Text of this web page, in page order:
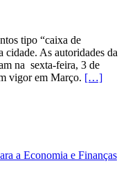
tipo “caixa de
cidade. As autoridades da
na sexta-feira, 3 de
vigor em Março. […]
a Economia e Finanças